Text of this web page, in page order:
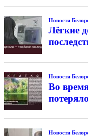
Новости
Лёгкие
Новости
Во
Новости